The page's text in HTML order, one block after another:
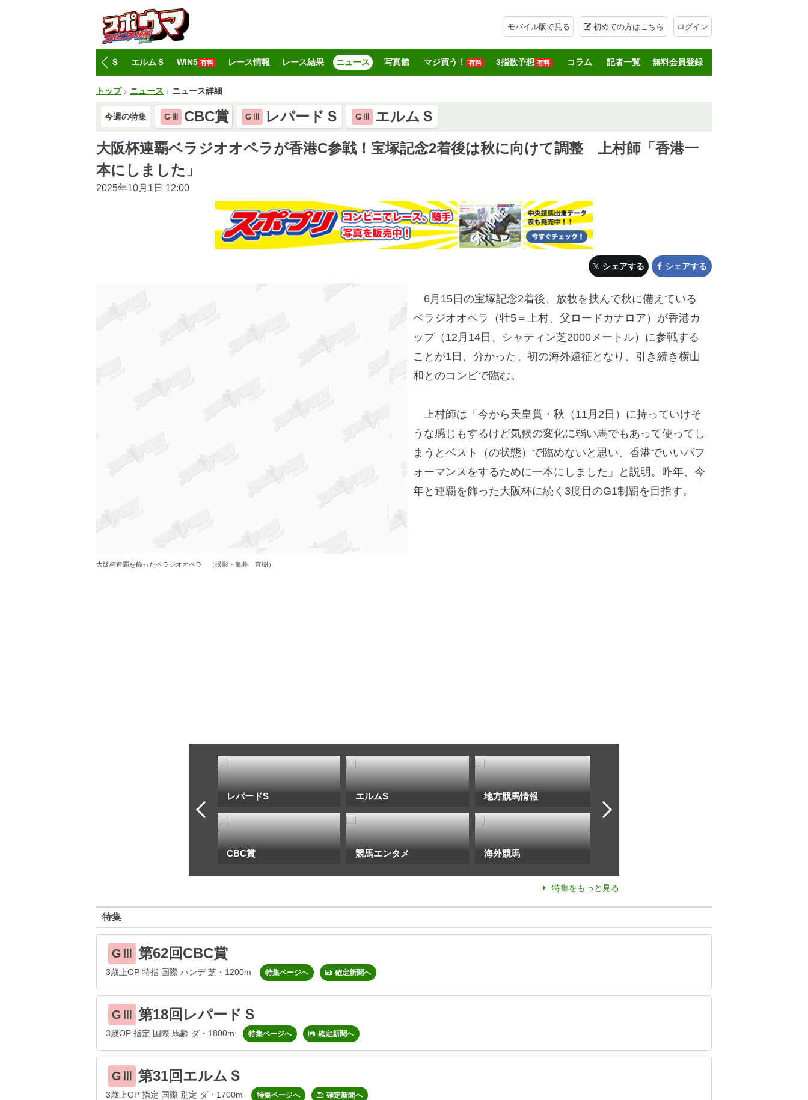
モバイル版で見る 初めての方はこちら ログイン
レパードＳ エルムＳ WIN5 有料 レース情報 レース結果 ニュース 写真館 マジ買う！ 有料 3指数予想 有料 コラム 記者一覧 無料会員登録
トップ ニュース ニュース詳細
今週の特集 GⅢ CBC賞 GⅢ レパードＳ GⅢ
エルムＳ
大阪杯連覇ベラジオオペラが香港C参戦！宝塚記念2着後は秋に向けて調整 上村師「香港一
本にしました」
2025年10月1日 12:00
シェアする シェアする
大阪杯連覇を飾ったベラジオオペラ （撮影・亀井 直樹）
6月15日の宝塚記念2着後、放牧を挟んで秋に備えている
ベラジオオペラ（牡5＝上村、父ロードカナロア）が香港カ
ップ（12月14日、シャティン芝2000メートル）に参戦する
ことが1日、分かった。初の海外遠征となり、引き続き横山
和とのコンビで臨む。
上村師は「今から天皇賞・秋（11月2日）に持っていけそ
うな感じもするけど気候の変化に弱い馬でもあって使ってし
まうとベスト（の状態）で臨めないと思い、香港でいいパフ
ォーマンスをするために一本にしました」と説明。昨年、今
年と連覇を飾った大阪杯に続く3度目のG1制覇を目指す。
レパードS
CBC賞
エルムS
競馬エンタメ
地方競馬情報
海外競馬
特集をもっと見る
特集
GⅢ 第62回CBC賞
3歳上OP 特指 国際 ハンデ 芝・1200m 特集ページへ 確定新聞へ
GⅢ 第18回レパードＳ
3歳OP 指定 国際 馬齢 ダ・1800m 特集ページへ 確定新聞へ
GⅢ 第31回エルムＳ
3歳上OP 指定 国際 別定 ダ・1700m 特集ページへ 確定新聞へ